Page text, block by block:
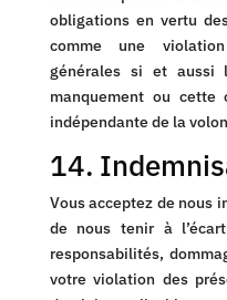
obligations en vertu
comme une
générales si et aussi
manquement ou cette
indépendante de la
14.
Vous acceptez de nous
de nous tenir à
responsabilités,
votre violation des